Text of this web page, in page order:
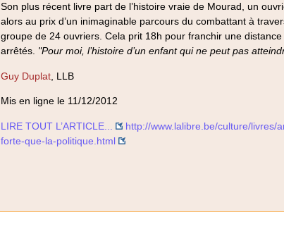
Son plus récent livre part de l’histoire vraie de Mourad, un
alors au prix d’un inimaginable parcours du combattant à
groupe de 24 ouvriers. Cela prit 18h pour franchir une
arrêtés. "Pour moi, l’histoire d’un enfant qui ne peut pas
Guy Duplat, LLB
Mis en ligne le 11/12/2012
LIRE TOUT L’ARTICLE...
http://www.lalibre.be/culture/livres/
forte-que-la-politique.html